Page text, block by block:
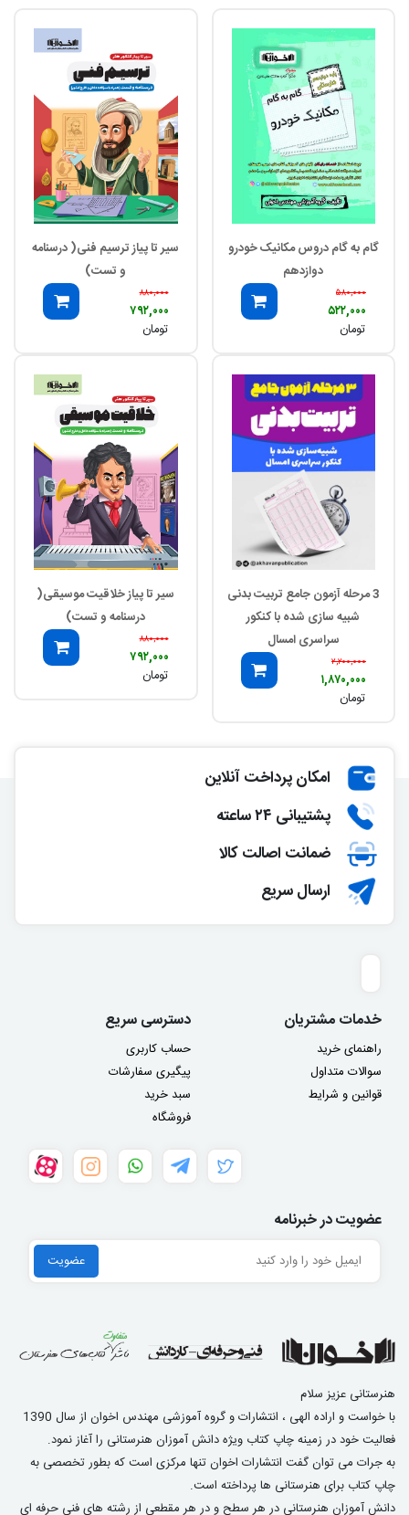
گام به گام دروس مکانیک خودرو
دوازدهم
۵۸۰,۰۰۰
۵۲۲,۰۰۰
تومان
سیر تا پیاز ترسیم فنی( درسنامه
و تست)
۸۸۰,۰۰۰
۷۹۲,۰۰۰
تومان
3 مرحله آزمون جامع تربیت بدنی
شبیه سازی شده با کنکور
سراسری امسال
۲,۲۰۰,۰۰۰
۱,۸۷۰,۰۰۰
تومان
سیر تا پیاز خلاقیت موسیقی(
درسنامه و تست)
۸۸۰,۰۰۰
۷۹۲,۰۰۰
تومان
امکان پرداخت آنلاین
پشتیبانی ۲۴ ساعته
ضمانت اصالت کالا
ارسال سریع
خدمات مشتریان
راهنمای خرید
سوالات متداول
قوانین و شرایط
دسترسی سریع
حساب کاربری
پیگیری سفارشات
سبد خرید
فروشگاه
عضویت در خبرنامه
هنرستانی عزیز سلام
با خواست و اراده الهی ، انتشارات و گروه آموزشی مهندس اخوان از سال 1390
فعالیت خود در زمینه چاپ کتاب ویژه دانش آموزان هنرستانی را آغاز نمود.
به جرات می توان گفت انتشارات اخوان تنها مرکزی است که بطور تخصصی به
چاپ کتاب برای هنرستانی ها پرداخته است.
دانش آموزان هنرستانی در هر سطح و در هر مقطعی از رشته های فنی حرفه ای